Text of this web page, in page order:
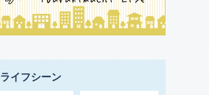
ライフシーン